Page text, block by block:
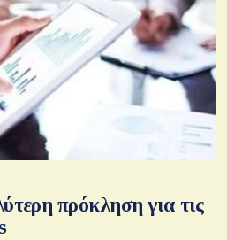
πρόκληση για τις